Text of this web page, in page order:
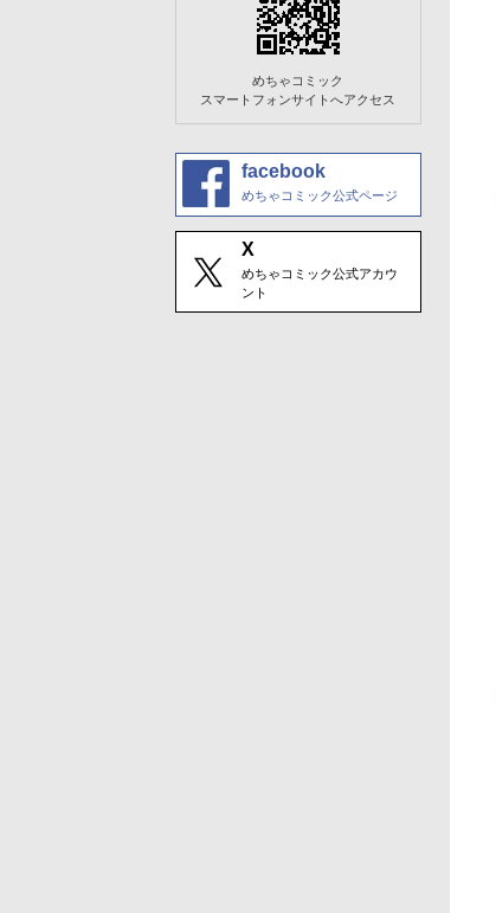
めちゃコミック
スマートフォンサイトへアクセス
facebook
めちゃコミック公式ページ
X
めちゃコミック公式アカウ
ント